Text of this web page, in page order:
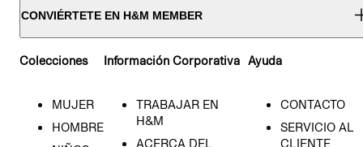
CONVIÉRTETE EN H&M MEMBER
Colecciones
MUJER
HOMBRE
Información Corporativa
TRABAJAR EN
H&M
ACERCA DEL
Ayuda
CONTACTO
SERVICIO AL
CLIENTE